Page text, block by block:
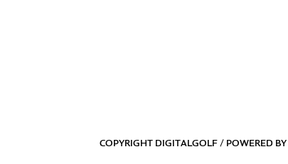
COPYRIGHT DIGITALGOLF / POWERED BY